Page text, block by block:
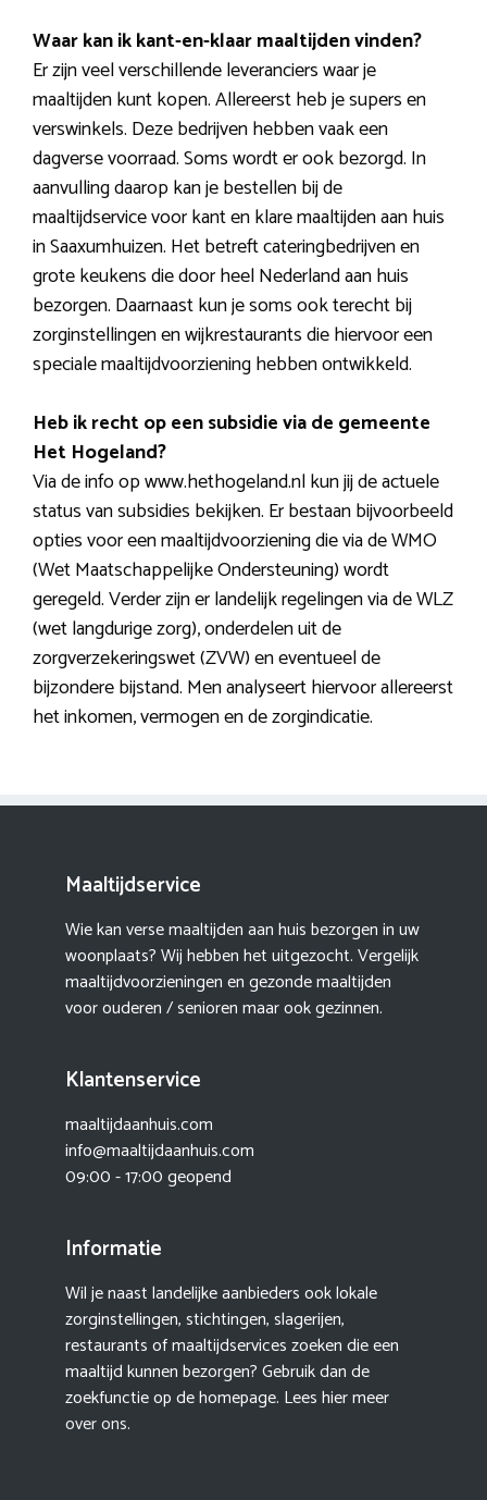
Waar kan ik kant-en-klaar maaltijden vinden?
Er zijn veel verschillende leveranciers waar je
maaltijden kunt kopen. Allereerst heb je supers en
verswinkels. Deze bedrijven hebben vaak een
dagverse voorraad. Soms wordt er ook bezorgd. In
aanvulling daarop kan je bestellen bij de
maaltijdservice voor kant en klare maaltijden aan huis
in Saaxumhuizen. Het betreft cateringbedrijven en
grote keukens die door heel Nederland aan huis
bezorgen. Daarnaast kun je soms ook terecht bij
zorginstellingen en wijkrestaurants die hiervoor een
speciale maaltijdvoorziening hebben ontwikkeld.
Heb ik recht op een subsidie via de gemeente
Het Hogeland?
Via de info op www.hethogeland.nl kun jij de actuele
status van subsidies bekijken. Er bestaan bijvoorbeeld
opties voor een maaltijdvoorziening die via de WMO
(Wet Maatschappelijke Ondersteuning) wordt
geregeld. Verder zijn er landelijk regelingen via de WLZ
(wet langdurige zorg), onderdelen uit de
zorgverzekeringswet (ZVW) en eventueel de
bijzondere bijstand. Men analyseert hiervoor allereerst
het inkomen, vermogen en de zorgindicatie.
Maaltijdservice
Wie kan verse maaltijden aan huis bezorgen in uw
woonplaats? Wij hebben het uitgezocht. Vergelijk
maaltijdvoorzieningen en gezonde maaltijden
voor ouderen / senioren maar ook gezinnen.
Klantenservice
maaltijdaanhuis.com
info@maaltijdaanhuis.com
09:00 - 17:00 geopend
Informatie
Wil je naast landelijke aanbieders ook lokale
zorginstellingen, stichtingen, slagerijen,
restaurants of maaltijdservices zoeken die een
maaltijd kunnen bezorgen? Gebruik dan de
zoekfunctie op de homepage. Lees hier meer
over ons.